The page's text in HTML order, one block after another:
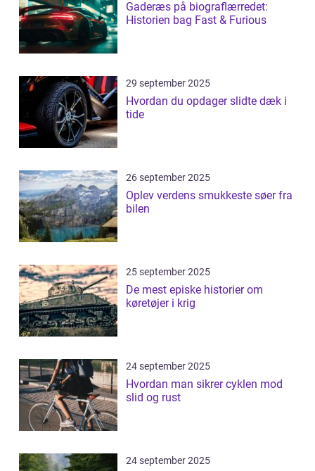
Gaderæs på biograflærredet:
Historien bag Fast & Furious
29 september 2025
Hvordan du opdager slidte dæk i
tide
26 september 2025
Oplev verdens smukkeste søer fra
bilen
25 september 2025
De mest episke historier om
køretøjer i krig
24 september 2025
Hvordan man sikrer cyklen mod
slid og rust
24 september 2025